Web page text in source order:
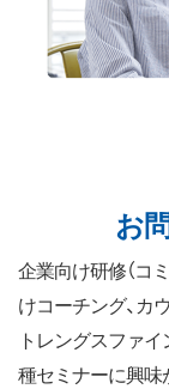
お
企業向け研修（コ
けコーチング、カ
トレングスファイ
種セミナーに興味